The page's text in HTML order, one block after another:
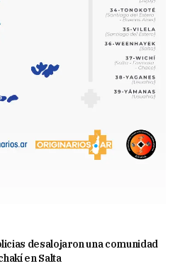
desalojaron una comunidad
en Salta